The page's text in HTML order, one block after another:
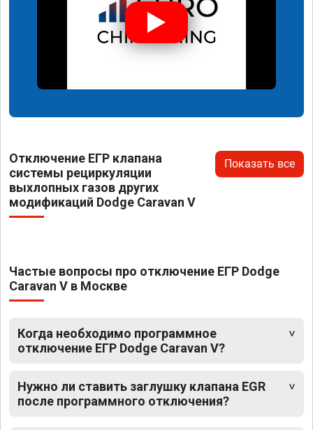
Отключение ЕГР клапана
системы рециркуляции
выхлопных газов других
модификаций Dodge Caravan V
Показать все
Частые вопросы про отключение ЕГР Dodge
Caravan V в Москве
Когда необходимо программное
отключение ЕГР Dodge Caravan V?
Нужно ли ставить заглушку клапана EGR
после программного отключения?